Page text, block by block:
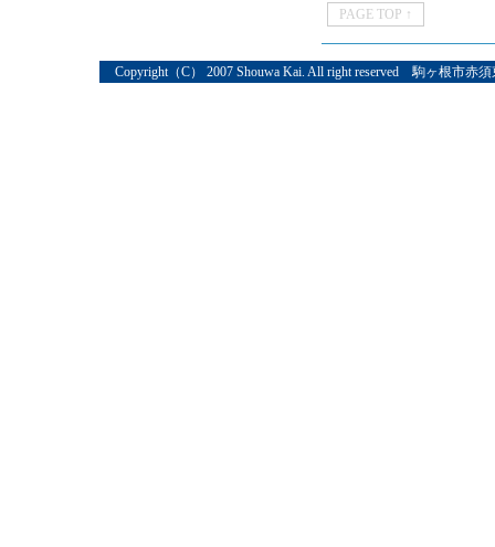
PAGE TOP ↑
Copyright（C） 2007 Shouwa Kai. All right reserved 駒ヶ根市